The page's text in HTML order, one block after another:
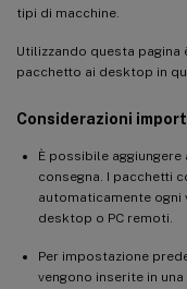
tipi di macchine.
Utilizzando questa pagina
pacchetto ai desktop in
Considerazioni
È possibile
consegna. I pacchetti
automaticamente
desktop o PC remoti.
Per impostazione
vengono inserite in